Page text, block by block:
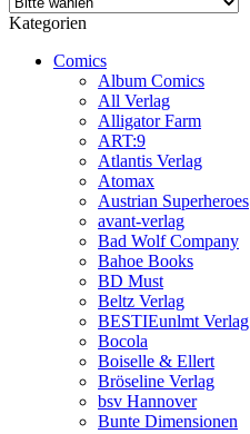
Kategorien
Comics
Album Comics
All Verlag
Alligator Farm
ART:9
Atlantis Verlag
Atomax
Austrian Superheroes
avant-verlag
Bad Wolf Company
Bahoe Books
BD Must
Beltz Verlag
BESTIEunlmt Verlag
Bocola
Boiselle & Ellert
Bröseline Verlag
bsv Hannover
Bunte Dimensionen